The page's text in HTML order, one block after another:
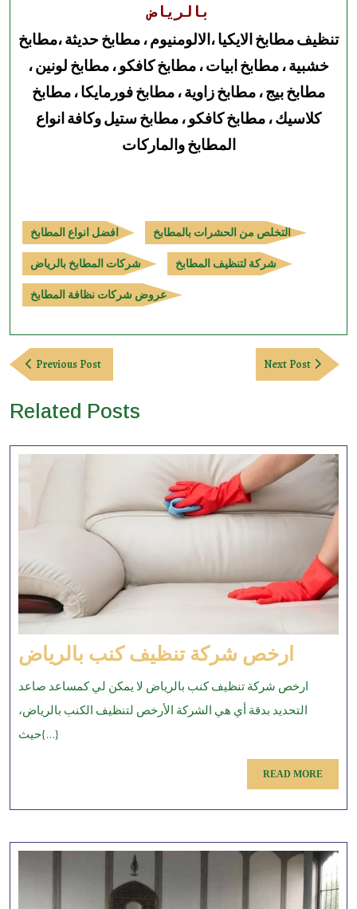
بالرياض
تنظيف مطابخ الايكيا ،الالومنيوم ، مطابخ حديثة ،مطابخ
خشبية ، مطابخ ابيات ، مطابخ كافكو ، مطابخ لونين ،
مطابخ بيج ، مطابخ زاوية ، مطابخ فورمايكا ، مطابخ
كلاسيك ، مطابخ كافكو ، مطابخ ستيل وكافة انواع
المطابخ والماركات
افضل انواع المطابخ التخلص من الحشرات بالمطابخ
شركات المطابخ بالرياض شركة لتنظيف المطابخ
عروض شركات نظافة المطابخ
Post
navigation
Previous PostPrevious
Post
Next Post
Next
Post
Related Posts
ارخص شركة تنظيف كنب بالرياض
شركة
تنظيف
ارخص شركة تنظيف كنب بالرياض لا يمكن لي كمساعد صاعد
التحديد بدقة أي هي الشركة الأرخص لتنظيف الكنب بالرياض،
حيث{...}
READ MOREREAD
MORE